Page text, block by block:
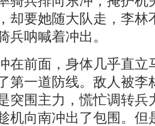
却要她随大队走，李林
兵呐喊着冲出。
前面，身体几乎直立
第一道防线。敌人被李
突围主力，慌忙调转兵
机向南冲出了包围。但